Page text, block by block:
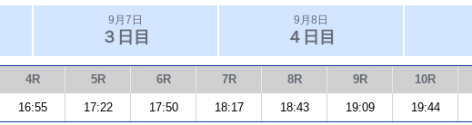
9月7日
３日目
9月8日
４日目
4R 5R 6R 7R 8R 9R 10R
16:55 17:22 17:50 18:17 18:43 19:09 19:44